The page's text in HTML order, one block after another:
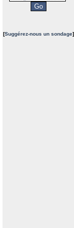
[Suggérez-nous un sondage]